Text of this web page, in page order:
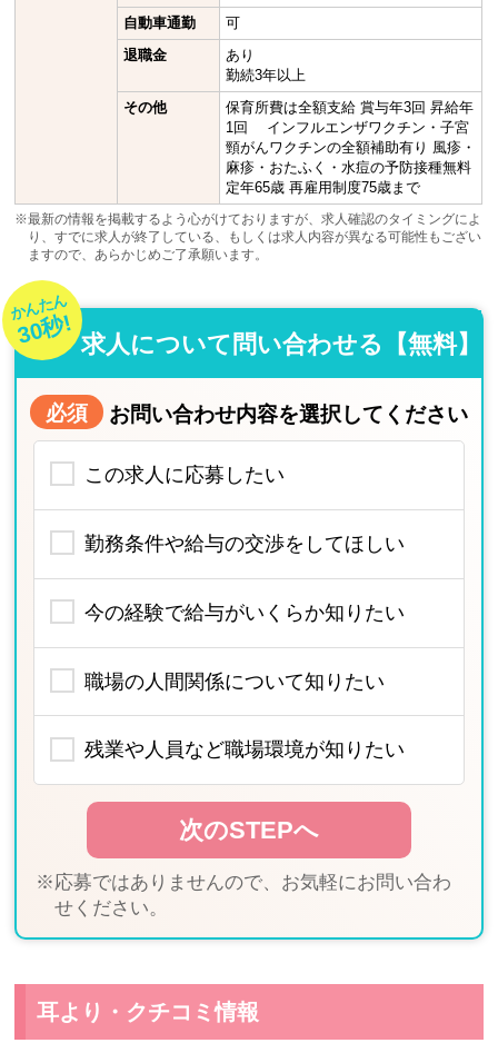
自動車通勤
可
退職金
あり
勤続3年以上
その他
保育所費は全額支給 賞与年3回 昇給年
1回 インフルエンザワクチン・子宮
頸がんワクチンの全額補助有り 風疹・
麻疹・おたふく・水痘の予防接種無料
定年65歳 再雇用制度75歳まで
※最新の情報を掲載するよう心がけておりますが、求人確認のタイミングによ
り、すでに求人が終了している、もしくは求人内容が異なる可能性もござい
ますので、あらかじめご了承願います。
かんたん
30秒! 求人について問い合わせる【無料】
必須 お問い合わせ内容を選択してください
この求人に応募したい
勤務条件や給与の交渉をしてほしい
今の経験で給与がいくらか知りたい
職場の人間関係について知りたい
残業や人員など職場環境が知りたい
※応募ではありませんので、お気軽にお問い合わ
せください。
耳より・クチコミ情報